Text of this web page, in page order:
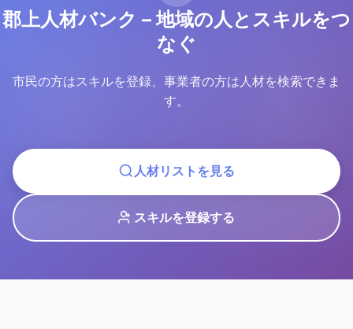
郡上人材バンク – 地域の人とスキルをつ
なぐ
市民の方はスキルを登録、事業者の方は人材を検索できま
す。
人材リストを見る
スキルを登録する